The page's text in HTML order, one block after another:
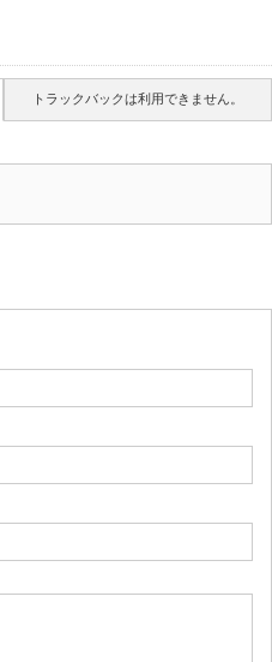
トラックバックは利用できません。